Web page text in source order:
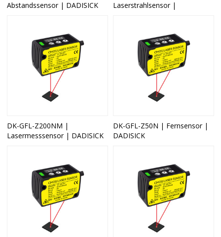
Abstandssensor | DADISICK Laserstrahlsensor |
DK-GFL-Z200NM |
Lasermesssensor | DADISICK
DK-GFL-Z50N | Fernsensor |
DADISICK